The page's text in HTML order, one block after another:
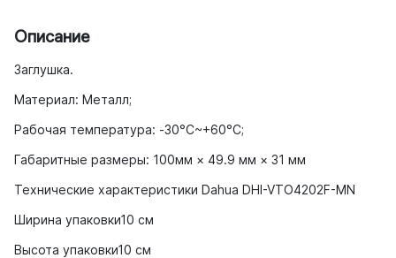
Описание
Заглушка.
Материал: Металл;
Рабочая температура: -30°C~+60°C;
Габаритные размеры: 100мм × 49.9 мм × 31 мм
Технические характеристики Dahua DHI-VTO4202F-MN
Ширина упаковки10 см
Высота упаковки10 см